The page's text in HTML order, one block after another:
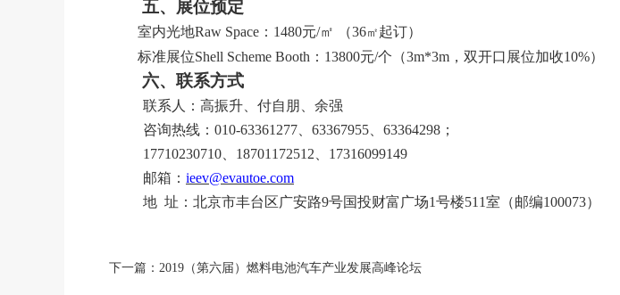
五、展位预定
室内光地Raw Space：1480元/㎡ （36㎡ 起订）
标准展位Shell Scheme Booth：13800元/个（3m*3m，双开口展位加收10%）
六、联系方式
联系人：高振升、付自朋、余强
咨询热线： 010-63361277、63367955、63364298；
17710230710、18701172512、17316099149
邮箱： ieev@evautoe.com
地 址：北京市丰台区广安路9号国投财富广场1号楼511室（邮编100073）
下一篇：2019（第六届）燃料电池汽车产业发展高峰论坛